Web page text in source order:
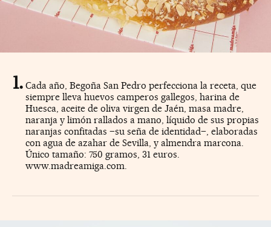
Cada año, Begoña San Pedro perfecciona la receta, que
siempre lleva huevos camperos gallegos, harina de
Huesca, aceite de oliva virgen de Jaén, masa madre,
naranja y limón rallados a mano, líquido de sus propias
naranjas confitadas –su seña de identidad–, elaboradas
con agua de azahar de Sevilla, y almendra marcona.
Único tamaño: 750 gramos, 31 euros.
www.madreamiga.com.